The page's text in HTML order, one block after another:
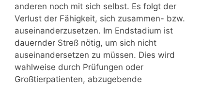
anderen noch mit sich selbst. Es folgt der
Verlust der Fähigkeit, sich zusammen- bzw.
auseinanderzusetzen. Im Endstadium ist
dauernder Streß nötig, um sich nicht
auseinandersetzen zu müssen. Dies wird
wahlweise durch Prüfungen oder
Großtierpatienten, abzugebende